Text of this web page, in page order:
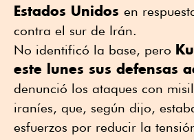
⁠Estados Unidos en
contra el sur de Irán.
No identificó la base, pero
este lunes sus defensas
denunció los ataques con
iraníes, que, según dijo,
esfuerzos por reducir la